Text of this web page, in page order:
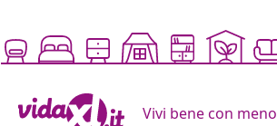
Vivi bene con meno